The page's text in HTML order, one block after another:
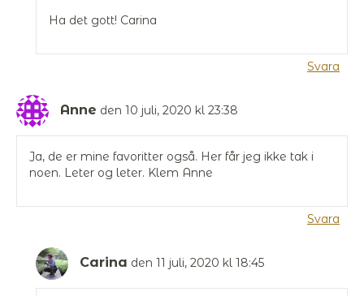
Ha det gott! Carina
Svara
Anne den 10 juli, 2020 kl 23:38
Ja, de er mine favoritter også. Her får jeg ikke tak i
noen. Leter og leter. Klem Anne
Svara
Carina den 11 juli, 2020 kl 18:45